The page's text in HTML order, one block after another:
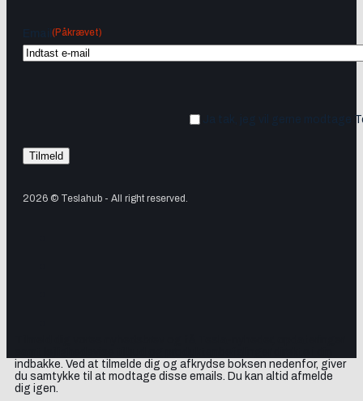
(Påkrævet)
Ja tak, jeg vil gerne modtage
2026 © Teslahub - All right reserved.
indbakke. Ved at tilmelde dig og afkrydse boksen nedenfor, giver
du samtykke til at modtage disse emails. Du kan altid afmelde
dig igen.